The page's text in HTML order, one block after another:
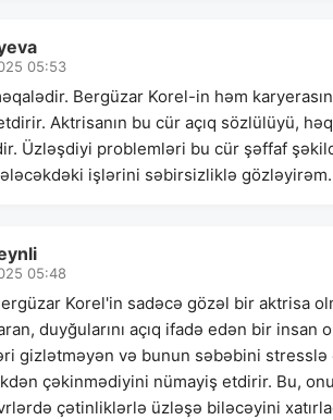
05:53
Bergüzar Korel-in həm
Aktrisanın bu cür açıq sözlülüyü,
Üzləşdiyi problemləri bu cür şəffaf
işlərini səbirsizliklə gözləyirəm.
05:48
Korel'in sadəcə gözəl bir aktrisa
duyğularını açıq ifadə edən bir
gizlətməyən və bunun səbəbini
çəkinmədiyini nümayiş etdirir. Bu,
çətinliklərlə üzləşə biləcəyini